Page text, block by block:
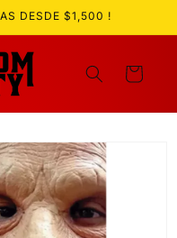
DESDE $1,500 !
Carrito